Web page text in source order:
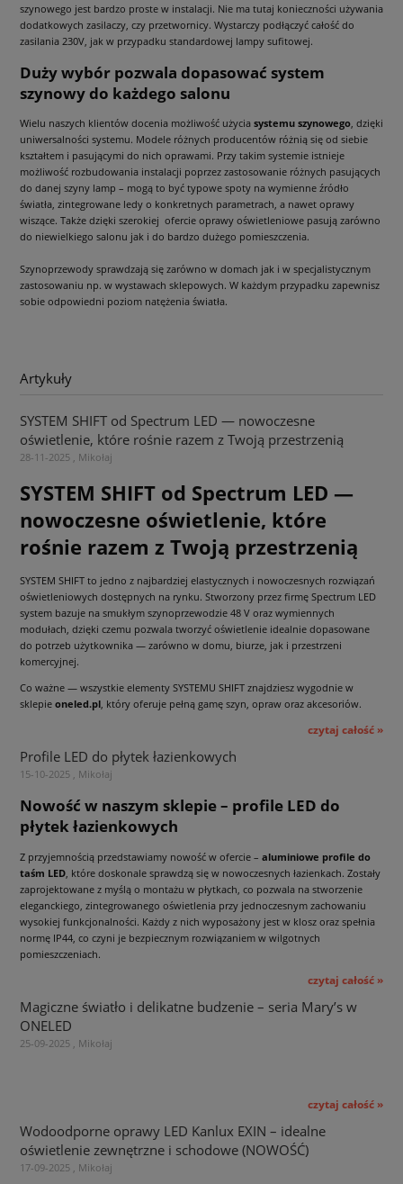
szynowego jest bardzo proste w instalacji. Nie ma tutaj konieczności używania
dodatkowych zasilaczy, czy przetwornicy. Wystarczy podłączyć całość do
zasilania 230V, jak w przypadku standardowej lampy sufitowej.
Duży wybór pozwala dopasować system
szynowy do każdego salonu
Wielu naszych klientów docenia możliwość użycia systemu szynowego, dzięki
uniwersalności systemu. Modele różnych producentów różnią się od siebie
kształtem i pasującymi do nich oprawami. Przy takim systemie istnieje
możliwość rozbudowania instalacji poprzez zastosowanie różnych pasujących
do danej szyny lamp – mogą to być typowe spoty na wymienne źródło
światła, zintegrowane ledy o konkretnych parametrach, a nawet oprawy
wiszące. Także dzięki szerokiej ofercie oprawy oświetleniowe pasują zarówno
do niewielkiego salonu jak i do bardzo dużego pomieszczenia.
Szynoprzewody sprawdzają się zarówno w domach jak i w specjalistycznym
zastosowaniu np. w wystawach sklepowych. W każdym przypadku zapewnisz
sobie odpowiedni poziom natężenia światła.
Artykuły
SYSTEM SHIFT od Spectrum LED — nowoczesne
oświetlenie, które rośnie razem z Twoją przestrzenią
28-11-2025 , Mikołaj
SYSTEM SHIFT od Spectrum LED —
nowoczesne oświetlenie, które
rośnie razem z Twoją przestrzenią
SYSTEM SHIFT to jedno z najbardziej elastycznych i nowoczesnych rozwiązań
oświetleniowych dostępnych na rynku. Stworzony przez firmę Spectrum LED
system bazuje na smukłym szynoprzewodzie 48 V oraz wymiennych
modułach, dzięki czemu pozwala tworzyć oświetlenie idealnie dopasowane
do potrzeb użytkownika — zarówno w domu, biurze, jak i przestrzeni
komercyjnej.
Co ważne — wszystkie elementy SYSTEMU SHIFT znajdziesz wygodnie w
sklepie oneled.pl, który oferuje pełną gamę szyn, opraw oraz akcesoriów.
czytaj całość »
Profile LED do płytek łazienkowych
15-10-2025 , Mikołaj
Nowość w naszym sklepie – profile LED do
płytek łazienkowych
Z przyjemnością przedstawiamy nowość w ofercie – aluminiowe profile do
taśm LED , które doskonale sprawdzą się w nowoczesnych łazienkach. Zostały
zaprojektowane z myślą o montażu w płytkach, co pozwala na stworzenie
eleganckiego, zintegrowanego oświetlenia przy jednoczesnym zachowaniu
wysokiej funkcjonalności. Każdy z nich wyposażony jest w klosz oraz spełnia
normę IP44, co czyni je bezpiecznym rozwiązaniem w wilgotnych
pomieszczeniach.
czytaj całość »
Magiczne światło i delikatne budzenie – seria Mary’s w
ONELED
25-09-2025 , Mikołaj
czytaj całość »
Wodoodporne oprawy LED Kanlux EXIN – idealne
oświetlenie zewnętrzne i schodowe (NOWOŚĆ)
17-09-2025 , Mikołaj